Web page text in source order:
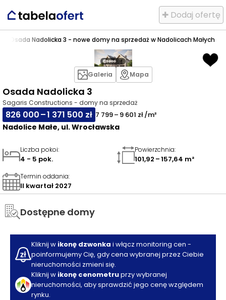
✚ Dodaj ofertę
Osada Nadolicka 3 - nowe domy na sprzedaż w Nadolicach Małych
Osada Nadolicka 3
Sagaris Constructions - domy na sprzedaż
826 000 – 1 371 500 zł 7 799 – 9 601 zł /m²
Nadolice Małe, ul. Wrocławska
Galeria Mapa
Liczba pokoi:
4 - 5 pok.
Powierzchnia:
101,92 – 157,64 m²
Termin oddania:
II kwartał 2027
Dostępne domy
Kliknij w ikonę dzwonka i włącz monitoring cen -
poinformujemy Cię, gdy cena wybranej przez Ciebie
nieruchomości zmieni się.
Kliknij w ikonę cenometruprzy wybranej
nieruchomości, aby sprawdzić jego cenę względem
rynku.